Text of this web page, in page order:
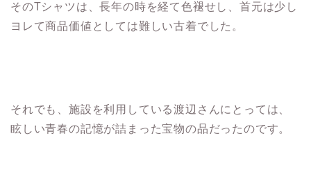
そのTシャツは、長年の時を経て色褪せし、首元は少し
ヨレて商品価値としては難しい古着でした。
それでも、施設を利用している渡辺さんにとっては、
眩しい青春の記憶が詰まった宝物の品だったのです。